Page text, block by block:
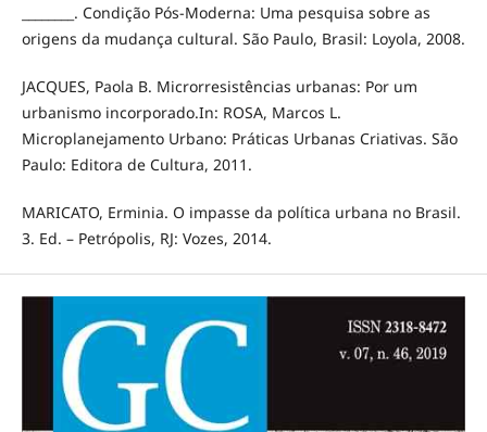
________. Condição Pós-Moderna: Uma pesquisa sobre as
origens da mudança cultural. São Paulo, Brasil: Loyola, 2008.
JACQUES, Paola B. Microrresistências urbanas: Por um
urbanismo incorporado.In: ROSA, Marcos L.
Microplanejamento Urbano: Práticas Urbanas Criativas. São
Paulo: Editora de Cultura, 2011.
MARICATO, Erminia. O impasse da política urbana no Brasil.
3. Ed. – Petrópolis, RJ: Vozes, 2014.